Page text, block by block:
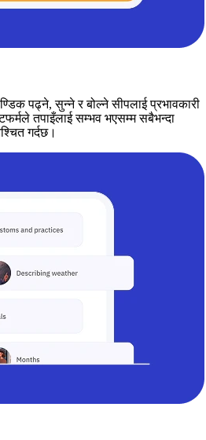
पढ्ने, सुन्ने र बोल्ने सीपलाई प्रभावकारी
तपाइँलाई सम्भव भएसम्म सबैभन्दा
गर्दछ।